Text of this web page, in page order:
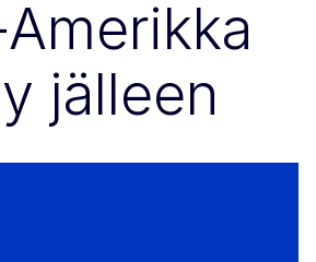
jälleen